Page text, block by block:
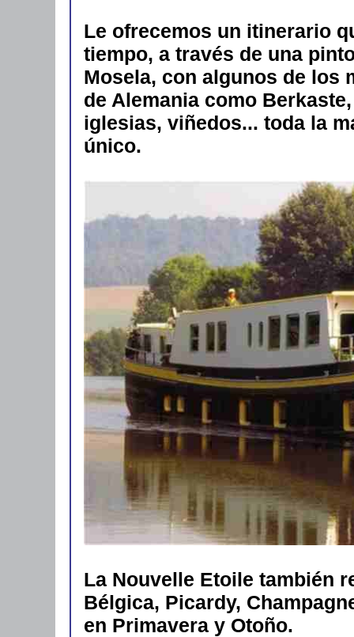
Le ofrecemos un itinerario
tiempo, a través de una
Mosela, con algunos de los
de Alemania como
iglesias, viñedos... toda la
único.
La Nouvelle Etoile también
Bélgica, Picardy,
en Primavera y Otoño.